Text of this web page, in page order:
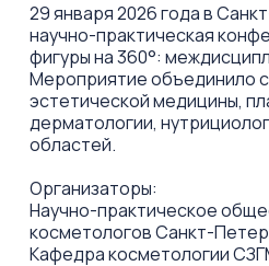
29 января 2026 года в
научно-практическая
фигуры на 360°:
Мероприятие объединило
эстетической медицины,
дерматологии,
областей.
Организаторы:
Научно-практическое
косметологов Санкт-
Кафедра косметологии